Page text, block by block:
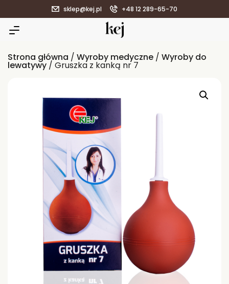
sklep@kej.pl +48 12 289-65-70
Strona główna / Wyroby medyczne / Wyroby do
lewatywy / Gruszka z kanką nr 7